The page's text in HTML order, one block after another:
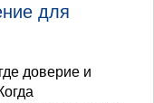
для
доверие и